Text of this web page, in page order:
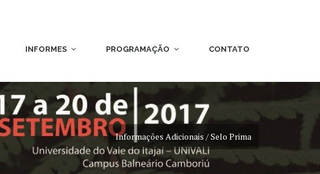
INFORMES PROGRAMAÇÃO CONTATO
Informações Adicionais / Selo Prima